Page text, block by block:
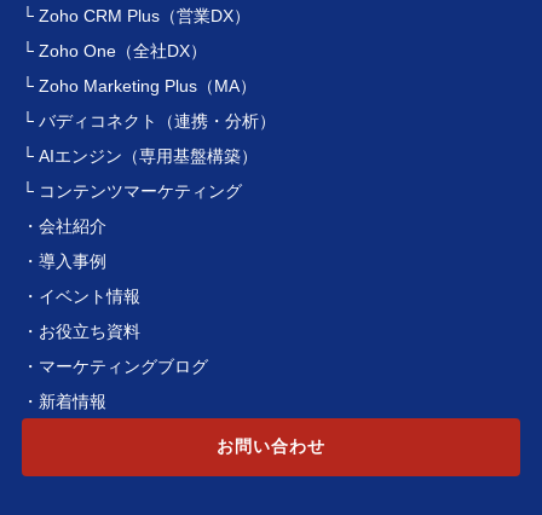
└ Zoho CRM Plus（営業DX）
└ Zoho One（全社DX）
└ Zoho Marketing Plus（MA）
└ バディコネクト（連携・分析）
└ AIエンジン（専用基盤構築）
└ コンテンツマーケティング
・会社紹介
・導入事例
・イベント情報
・お役立ち資料
・マーケティングブログ
・新着情報
お問い合わせ